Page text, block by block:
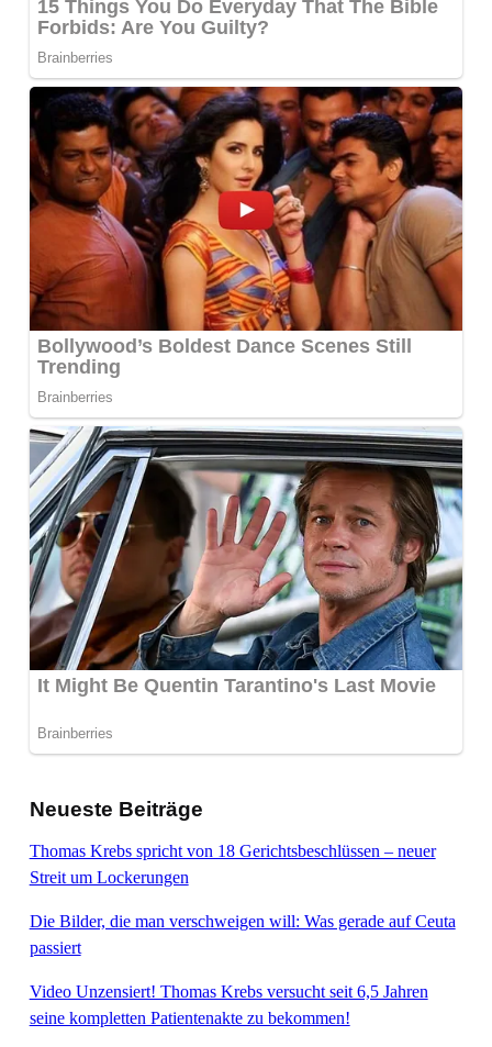
Neueste Beiträge
Thomas Krebs spricht von 18 Gerichtsbeschlüssen – neuer
Streit um Lockerungen
Die Bilder, die man verschweigen will: Was gerade auf Ceuta
passiert
Video Unzensiert! Thomas Krebs versucht seit 6,5 Jahren
seine kompletten Patientenakte zu bekommen!